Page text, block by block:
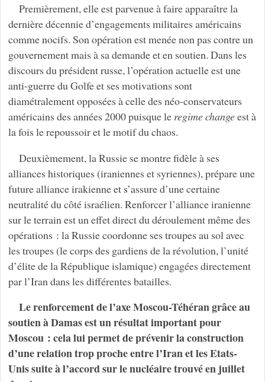
Premièrement, elle est parvenue à faire apparaître la
dernière décennie d’engagements militaires américains
comme nocifs. Son opération est menée non pas contre un
gouvernement mais à sa demande et en soutien. Dans les
discours du président russe, l’opération actuelle est une
anti-guerre du Golfe et ses motivations sont
diamétralement opposées à celle des néo-conservateurs
américains des années 2000 puisque le regime changeest à
la fois le repoussoir et le motif du chaos.
Deuxièmement, la Russie se montre fidèle à ses
alliances historiques (iraniennes et syriennes), prépare une
future alliance irakienne et s’assure d’une certaine
neutralité du côté israélien. Renforcer l’alliance iranienne
sur le terrain est un effet direct du déroulement même des
opérations : la Russie coordonne ses troupes au sol avec
les troupes (le corps des gardiens de la révolution, l’unité
d’élite de la République islamique) engagées directement
par l’Iran dans les différentes batailles.
Le renforcement de l’axe Moscou-Téhéran grâce au
soutien à Damas est un résultat important pour
Moscou : cela lui permet de prévenir la construction
d’une relation trop proche entre l’Iran et les Etats-
Unis suite à l’accord sur le nucléaire trouvé en juillet